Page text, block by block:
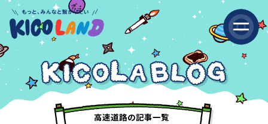
高速道路の記事一覧